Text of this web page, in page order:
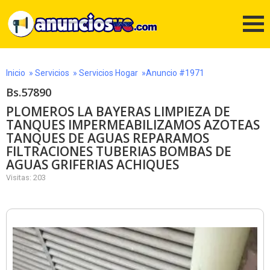
Inicio » Servicios » Servicios Hogar »Anuncio #1971
Bs.57890
PLOMEROS LA BAYERAS LIMPIEZA DE
TANQUES IMPERMEABILIZAMOS AZOTEAS
TANQUES DE AGUAS REPARAMOS
FILTRACIONES TUBERIAS BOMBAS DE
AGUAS GRIFERIAS ACHIQUES
Visitas: 203